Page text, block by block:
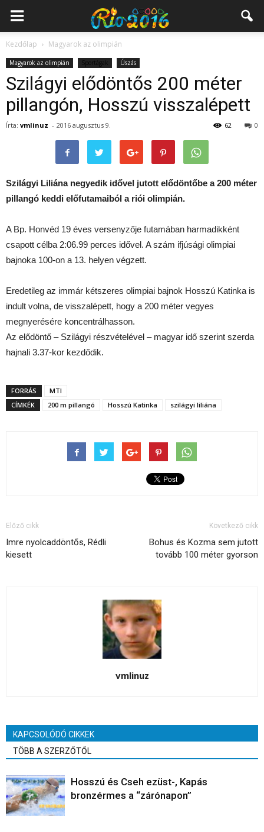
Kezdőlap Magyarok az olimpián
Magyarok az olimpián Sportágak Úszás
Szilágyi elődöntős 200 méter
pillangón, Hosszú visszalépett
Írta: vmlinuz - 2016 augusztus 9. 0
62
Szilágyi Liliána negyedik idővel jutott elődöntőbe a 200 méter
pillangó keddi előfutamaiból a riói olimpián.
A Bp. Honvéd 19 éves versenyzője futamában harmadikként
csapott célba 2:06.99 perces idővel. A szám ifjúsági olimpiai
bajnoka 100-on a 13. helyen végzett.
Eredetileg az immár kétszeres olimpiai bajnok Hosszú Katinka is
indult volna, de visszalépett, hogy a 200 méter vegyes
megnyerésére koncentrálhasson.
Az elődöntő – Szilágyi részvételével – magyar idő szerint szerda
hajnali 3.37-kor kezdődik.
FORRÁS
MTI
CÍMKÉK
200 m pillangó Hosszú Katinka szilágyi liliána
Előző cikk
Imre nyolcaddöntős, Rédli
kiesett
Következő cikk
Bohus és Kozma sem jutott
tovább 100 méter gyorson
vmlinuz
KAPCSOLÓDÓ CIKKEK
TÖBB A SZERZŐTŐL
Hosszú és Cseh ezüst-, Kapás
bronzérmes a “zárónapon”